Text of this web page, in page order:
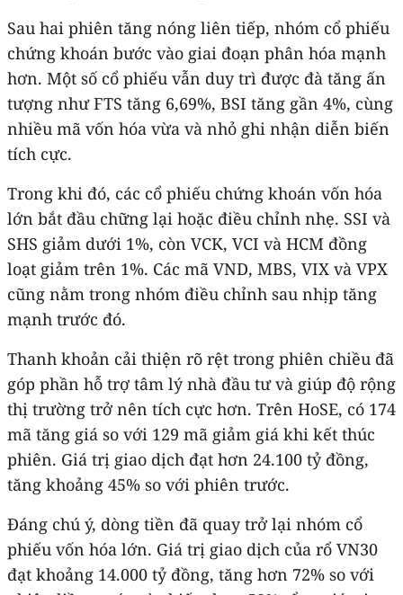
Sau hai phiên tăng nóng liên tiếp, nhóm cổ phiếu
chứng khoán bước vào giai đoạn phân hóa mạnh
hơn. Một số cổ phiếu vẫn duy trì được đà tăng ấn
tượng như FTS tăng 6,69%, BSI tăng gần 4%, cùng
nhiều mã vốn hóa vừa và nhỏ ghi nhận diễn biến
tích cực.
Trong khi đó, các cổ phiếu chứng khoán vốn hóa
lớn bắt đầu chững lại hoặc điều chỉnh nhẹ. SSI và
SHS giảm dưới 1%, còn VCK, VCI và HCM đồng
loạt giảm trên 1%. Các mã VND, MBS, VIX và VPX
cũng nằm trong nhóm điều chỉnh sau nhịp tăng
mạnh trước đó.
Thanh khoản cải thiện rõ rệt trong phiên chiều đã
góp phần hỗ trợ tâm lý nhà đầu tư và giúp độ rộng
thị trường trở nên tích cực hơn. Trên HoSE, có 174
mã tăng giá so với 129 mã giảm giá khi kết thúc
phiên. Giá trị giao dịch đạt hơn 24.100 tỷ đồng,
tăng khoảng 45% so với phiên trước.
Đáng chú ý, dòng tiền đã quay trở lại nhóm cổ
phiếu vốn hóa lớn. Giá trị giao dịch của rổ VN30
đạt khoảng 14.000 tỷ đồng, tăng hơn 72% so với